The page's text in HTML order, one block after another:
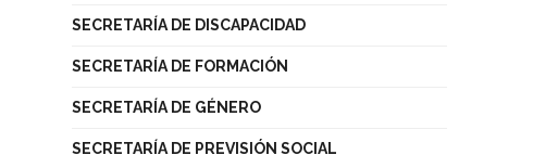
SECRETARÍA DE DISCAPACIDAD
SECRETARÍA DE FORMACIÓN
SECRETARÍA DE GÉNERO
SECRETARÍA DE PREVISIÓN SOCIAL